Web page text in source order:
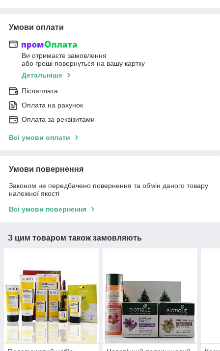
Умови оплати
Ви отримаєте замовлення
або гроші повернуться на вашу картку
Детальніше
Післяплата
Оплата на рахунок
Оплата за реквізитами
Всі умови оплати
Умови повернення
Законом не передбачено повернення та обмін даного товару
належної якості
Всі умови повернення
З цим товаром також замовляють